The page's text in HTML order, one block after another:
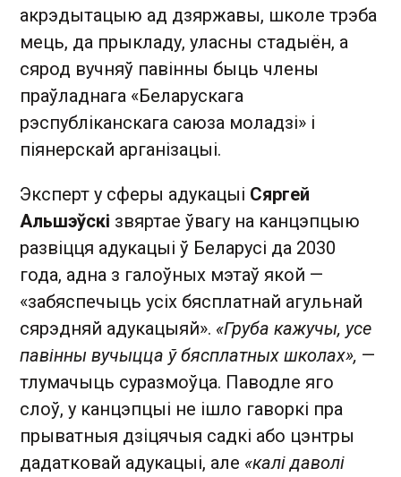
акрэдытацыю ад дзяржавы, школе трэба
мець, да прыкладу, уласны стадыён, а
сярод вучняў павінны быць члены
праўладнага «Беларускага
рэспубліканскага саюза моладзі» і
піянерскай арганізацыі.
Эксперт у сферы адукацыі Сяргей
Альшэўскі звяртае ўвагу на канцэпцыю
развіцця адукацыі ў Беларусі да 2030
года, адна з галоўных мэтаў якой —
«забяспечыць усіх бясплатнай агульнай
сярэдняй адукацыяй». «Груба кажучы, усе
павінны вучыцца ў бясплатных школах», —
тлумачыць суразмоўца. Паводле яго
слоў, у канцэпцыі не ішло гаворкі пра
прыватныя дзіцячыя садкі або цэнтры
дадатковай адукацыі, але «калі даволі